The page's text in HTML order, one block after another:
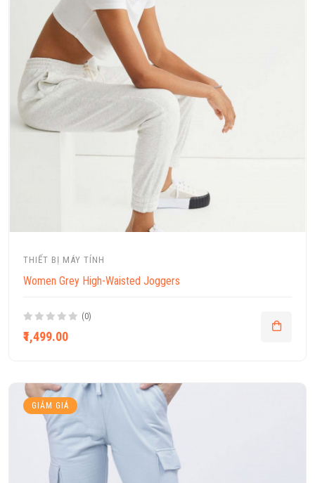
THIẾT BỊ MÁY TÍNH
Women Grey High-Waisted Joggers
(0)
₹1,499.00
GIẢM GIÁ